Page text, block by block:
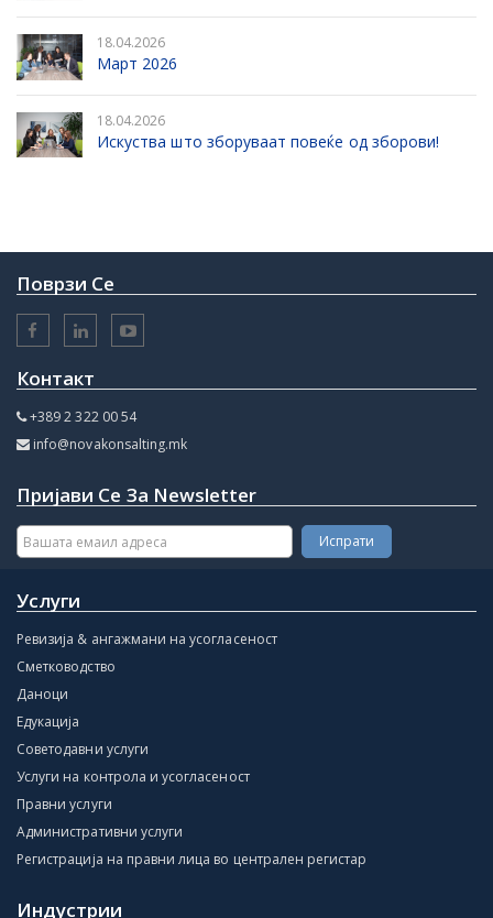
18.04.2026
Март 2026
18.04.2026
Искуства што зборуваат повеќе од зборови!
Поврзи Се
Контакт
+389 2 322 00 54
info@novakonsalting.mk
Пријави Се За Newsletter
Услуги
Ревизија & ангажмани на усогласеност
Сметководство
Даноци
Едукација
Советодавни услуги
Услуги на контрола и усогласеност
Правни услуги
Административни услуги
Регистрација на правни лица во централен регистар
Индустрии